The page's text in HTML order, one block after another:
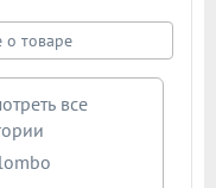
о товаре
все